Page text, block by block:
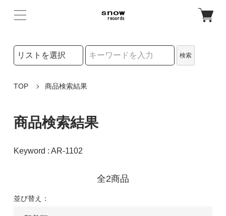
検索リストの選択
検索
TOP 商品検索結果
商品検索結果
Keyword : AR-1102
全2商品
並び替え：